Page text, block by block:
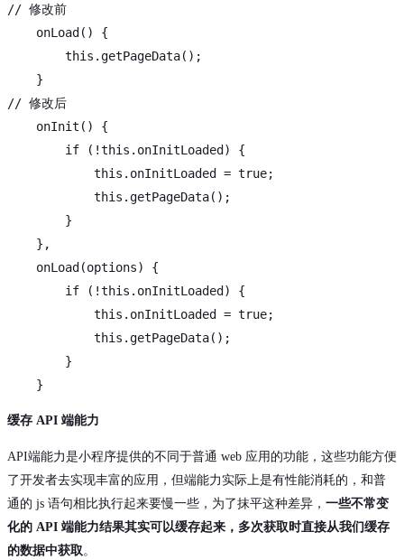
// 修改前
    onLoad() {
this .getPageData();
// 修改后
    onInit() {
if (!this .onInitLoaded) {
this .onInitLoaded = true;
this .getPageData();
        }
    },
    onLoad(options) {
if (!this .onInitLoaded) {
this .onInitLoaded = true;
this .getPageData();
        }
缓存 API 端能力
API端能力是小程序提供的不同于普通 web 应用的功能，这些功能方便
了开发者去实现丰富的应用，但端能力实际上是有性能消耗的，和普
通的 js 语句相比执行起来要慢一些，为了抹平这种差异， 一些不常变
化的 API 端能力结果其实可以缓存起来，多次获取时直接从我们缓存
的数据中获取 。